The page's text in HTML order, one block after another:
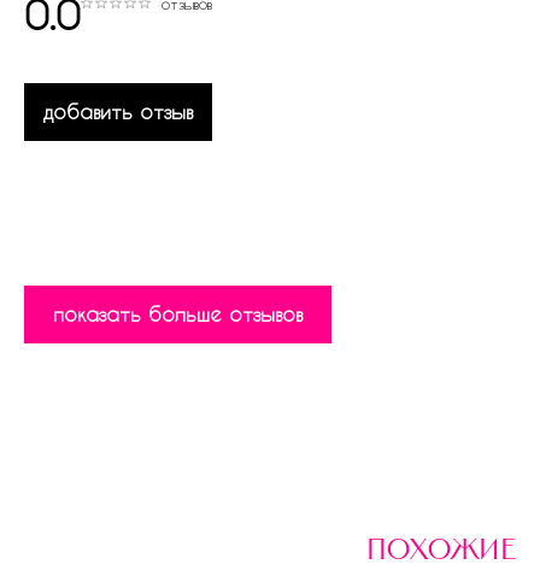
0.0 отзывов
добавить отзыв
показать больше отзывов
похожие